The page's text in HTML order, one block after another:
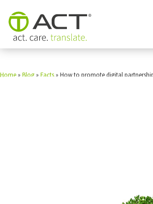
Home » Blog » Facts » How to promote digital